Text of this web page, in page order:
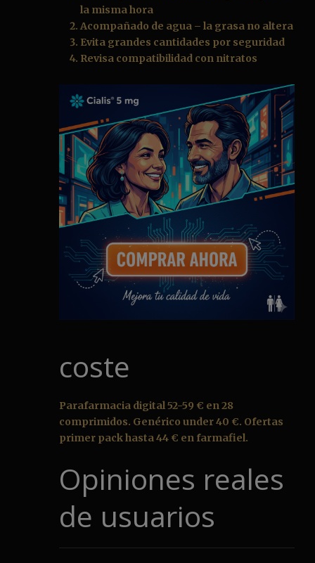
la misma hora
Acompañado de agua – la grasa no altera
Evita grandes cantidades por seguridad
Revisa compatibilidad con nitratos
coste
Parafarmacia digital 52-59 € en 28
comprimidos. Genérico under 40 €. Ofertas
primer pack hasta 44 € en farmafiel.
Opiniones reales
de usuarios